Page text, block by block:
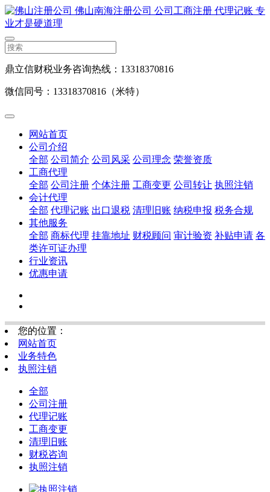
鼎立信财税业务咨询热线：13318370816
微信同号：13318370816（米特）
网站首页
公司介绍
全部 公司简介 公司风采 公司理念 荣誉资质
工商代理
全部 公司注册 个体注册 工商变更 公司转让 执照注销
会计代理
全部 代理记账 出口退税 清理旧账 纳税申报 税务合规
其他服务
全部 商标代理 挂靠地址 财税顾问 审计验资 补贴申请 各
类许可证办理
行业资讯
优惠申请
您的位置：
网站首页
业务特色
执照注销
全部
公司注册
代理记账
工商变更
清理旧账
财税咨询
执照注销